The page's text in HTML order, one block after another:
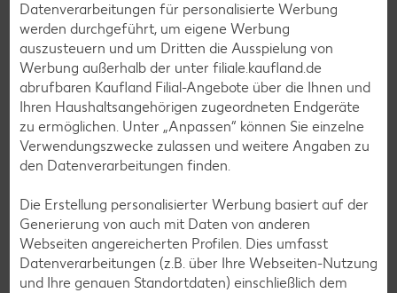
Muffin-Rezepte
Apfelkuchen-Rezepte
Schokokuchen-Rezepte
Torten-Rezepte
Eis-Rezepte
Pfannkuchen-Rezepte
Smoothie-Rezepte
Bowle-Rezepte
Datenverarbeitungen für personalisierte Werbung
werden durchgeführt, um eigene Werbung
auszusteuern und um Dritten die Ausspielung von
Werbung außerhalb der unter filiale.kaufland.de
abrufbaren Kaufland Filial-Angebote über die Ihnen und
Ihren Haushaltsangehörigen zugeordneten Endgeräte
zu ermöglichen. Unter „Anpassen“ können Sie einzelne
Verwendungszwecke zulassen und weitere Angaben zu
den Datenverarbeitungen finden.
Die Erstellung personalisierter Werbung basiert auf der
Generierung von auch mit Daten von anderen
Webseiten angereicherten Profilen. Dies umfasst
Datenverarbeitungen (z.B. über Ihre Webseiten-Nutzung
und Ihre genauen Standortdaten) einschließlich dem